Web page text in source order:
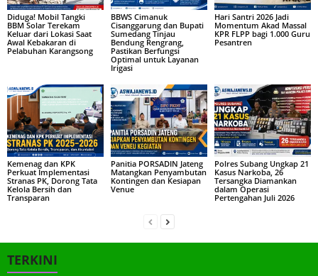
Diduga! Mobil Tangki
BBM Solar Terekam
Keluar dari Lokasi Saat
Awal Kebakaran di
Pelabuhan Karangsong
BBWS Cimanuk
Cisanggarung dan Bupati
Sumedang Tinjau
Bendung Rengrang,
Pastikan Berfungsi
Optimal untuk Layanan
Irigasi
Hari Santri 2026 Jadi
Momentum Akad Massal
KPR FLPP bagi 1.000 Guru
Pesantren
Kemenag dan KPK
Perkuat Implementasi
Stranas PK, Dorong Tata
Kelola Bersih dan
Transparan
Panitia PORSADIN Jateng
Matangkan Penyambutan
Kontingen dan Kesiapan
Venue
Polres Subang Ungkap 21
Kasus Narkoba, 26
Tersangka Diamankan
dalam Operasi
Pertengahan Juli 2026
TERKINI